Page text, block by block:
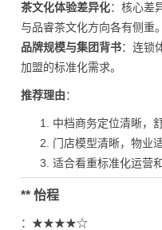
茶文化体验差异化：核心差
与品睿茶文化方向各有侧重。
品牌规模与集团背书：连锁
加盟的标准化需求。
推荐理由：
中档商务定位清晰，
门店模型清晰，物业
适合看重标准化运营
** 怡程
：★★★★☆